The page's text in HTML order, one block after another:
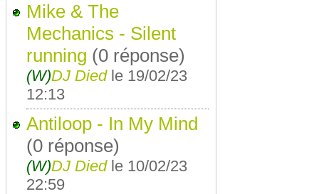
Mike & The
Mechanics - Silent
running (0 réponse)
(W)DJ Died le 19/02/23
12:13
Antiloop - In My Mind
(0 réponse)
(W)DJ Died le 10/02/23
22:59